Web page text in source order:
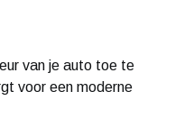
van je auto toe te
voor een moderne